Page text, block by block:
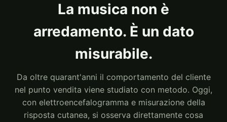
La musica non è
arredamento. È un dato
misurabile.
Da oltre quarant'anni il comportamento del cliente
nel punto vendita viene studiato con metodo. Oggi,
con elettroencefalogramma e misurazione della
risposta cutanea, si osserva direttamente cosa